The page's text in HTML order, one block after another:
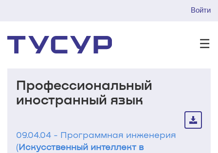
Войти
☰
Профессиональный
иностранный язык
09.04.04 - Программная инженерия
(Искусственный интеллект в